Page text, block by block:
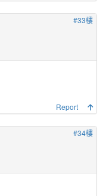
#33樓
Report
#34樓